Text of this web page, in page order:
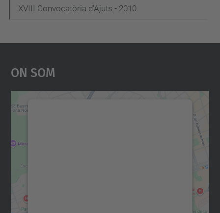
XVIII Convocatòria d'Ajuts - 2010
On Som